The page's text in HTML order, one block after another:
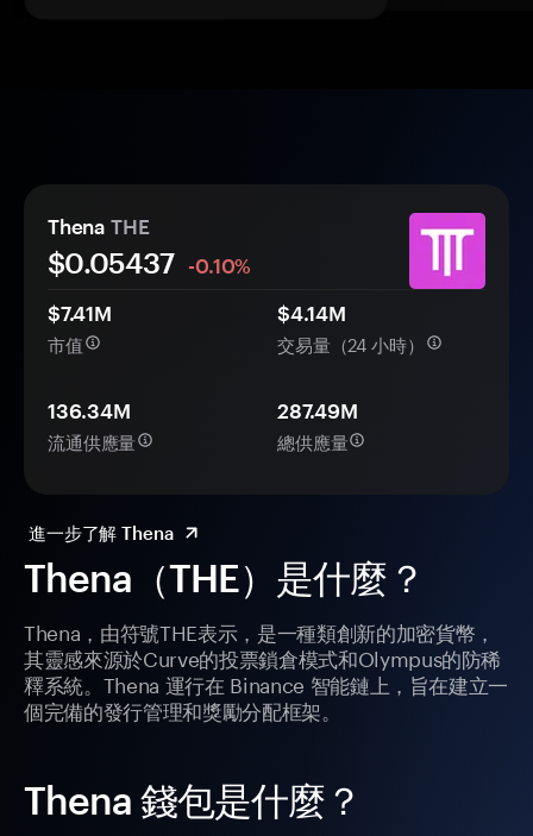
Thena（THE）是什麼？
Thena，由符號THE表示，是一種類創新的加密貨幣，
其靈感來源於Curve的投票鎖倉模式和Olympus的防稀
釋系統。Thena 運行在 Binance 智能鏈上，旨在建立一
個完備的發行管理和獎勵分配框架。
Thena 錢包是什麼？
Thena THE
$0.05437
-0.10%
$7.41M
市值
$4.14M
交易量（24 小時）
136.34M
流通供應量
287.49M
總供應量
進一步了解 Thena